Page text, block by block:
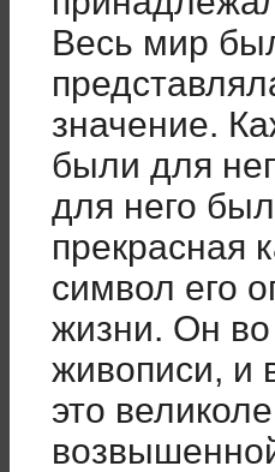
Весь мир
значение.
были для
для него
прекрасная
символ его
жизни. Он во
живописи, и
это